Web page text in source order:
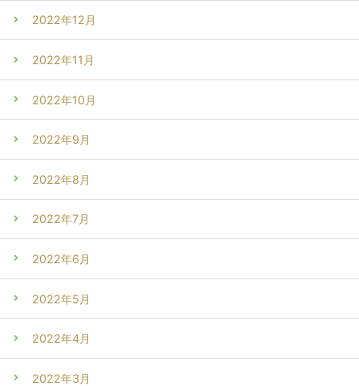
2022年12月
2022年11月
2022年10月
2022年9月
2022年8月
2022年7月
2022年6月
2022年5月
2022年4月
2022年3月